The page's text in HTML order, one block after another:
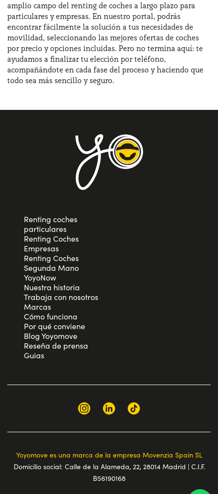
amplio campo del renting de coches a largo plazo para
particulares y empresas. En nuestro portal, podrás
encontrar fácilmente la solución a tus necesidades de
movilidad, seleccionando las mejores ofertas de coches
por precio y opciones incluidas. Pero no termina aquí: te
ayudamos a finalizar tu elección por teléfono,
acompañándote en cada fase del proceso y haciendo que
todo sea más sencillo y seguro.
Renting coches
particulares
Renting Coches
Empresas
Renting Coches
Segunda Mano
YoyoNow
Nuestra historia
Trabaja con nosotros
Marcas
Cómo funciona
Por qué conviene
Blog Yoyomove
Reseña de prensa
Guias
Yoyomove es una marca de la empresa Movenzia Spain SL
Domicilio social: Calle de la Alameda, 22, 28014 Madrid | C.I.F.
B56190168